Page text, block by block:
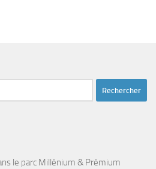
le parc Millénium & Prémium